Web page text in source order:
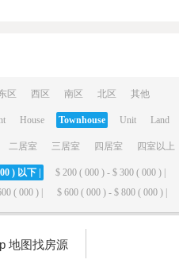
区 西区 南区 北区 其他
House Townhouse Unit Land
二居室 三居室 四居室 四室以上
) 以下 | $ 200 ( 000 ) - $ 300 ( 000 ) |
( 000 ) |
$ 600 ( 000 ) - $ 800 ( 000 ) |
地图找房源